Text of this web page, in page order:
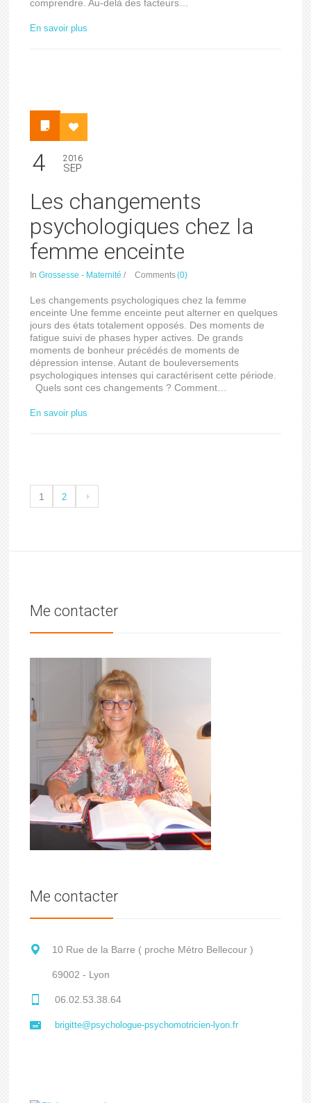
comprendre. Au-delà des facteurs…
En savoir plus
4 2016
SEP
Les changements
psychologiques chez la
femme enceinte
InGrossesse - Maternité / Comments(0)
Les changements psychologiques chez la femme
enceinte Une femme enceinte peut alterner en quelques
jours des états totalement opposés. Des moments de
fatigue suivi de phases hyper actives. De grands
moments de bonheur précédés de moments de
dépression intense. Autant de bouleversements
psychologiques intenses qui caractérisent cette période.
Quels sont ces changements ? Comment…
En savoir plus
1 2
Me contacter
Me contacter
10 Rue de la Barre ( proche Métro Bellecour )
69002 - Lyon
06.02.53.38.64
brigitte@psychologue-psychomotricien-lyon.fr